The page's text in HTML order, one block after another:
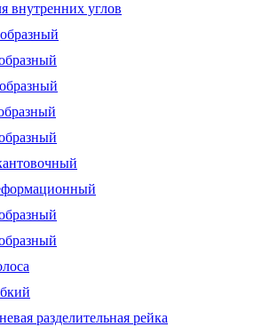
внутренних углов
разделительная рейка